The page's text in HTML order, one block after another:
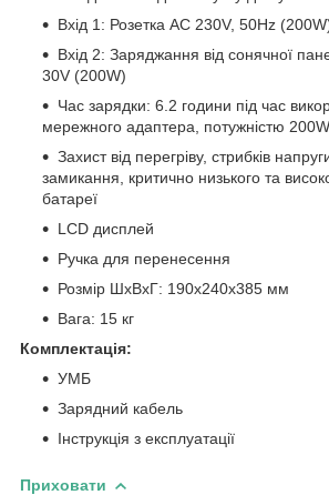
Вхід 1: Розетка AC 230V, 50Hz
Вхід 2: Заряджання від сонячної
30V (200W)
Час зарядки: 6.2 години під час
мережного адаптера, потужністю
Захист від перегріву, стрибків
замикання, критично низького та
батареї
LCD дисплей
Ручка для перенесення
Розмір ШхВхГ: 190х240х385 мм
Вага: 15 кг
Комплектація:
УМБ
Зарядний кабель
Інструкція з експлуатації
Приховати